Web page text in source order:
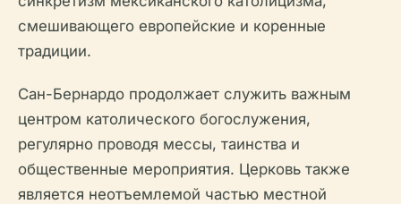
смешивающего европейские и коренные
традиции.
Сан-Бернардо продолжает служить важным
центром католического богослужения,
регулярно проводя мессы, таинства и
общественные мероприятия. Церковь также
является неотъемлемой частью местной